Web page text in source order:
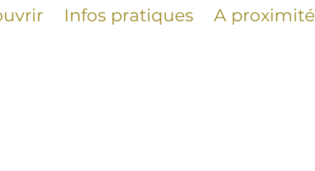
Infos pratiques A proximité